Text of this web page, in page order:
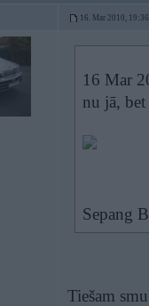
16. Mar 2010, 19:36
16 Mar
nu jā,
Sepang
Tiešam